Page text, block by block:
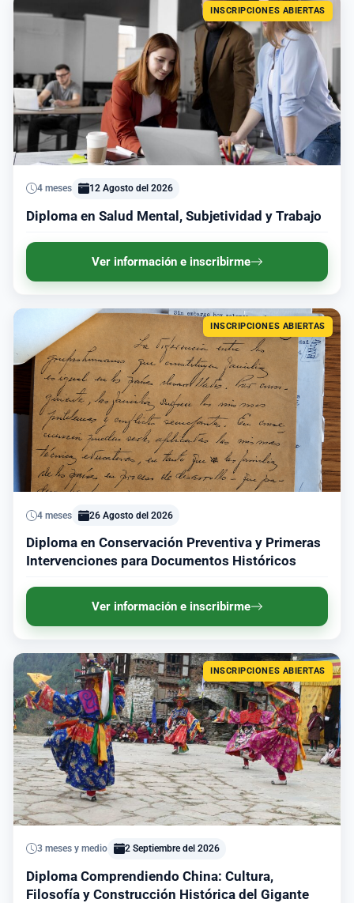
INSCRIPCIONES ABIERTAS
4 meses 12 Agosto del 2026
Diploma en Salud Mental, Subjetividad y Trabajo
Ver información e inscribirme
INSCRIPCIONES ABIERTAS
4 meses 26 Agosto del 2026
Diploma en Conservación Preventiva y Primeras
Intervenciones para Documentos Históricos
Ver información e inscribirme
INSCRIPCIONES ABIERTAS
3 meses y medio 2 Septiembre del 2026
Diploma Comprendiendo China: Cultura,
Filosofía y Construcción Histórica del Gigante